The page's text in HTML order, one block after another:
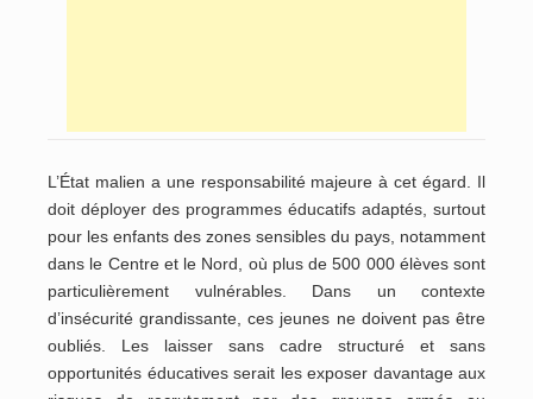
L’État malien a une responsabilité majeure à cet égard. Il
doit déployer des programmes éducatifs adaptés, surtout
pour les enfants des zones sensibles du pays, notamment
dans le Centre et le Nord, où plus de 500 000 élèves sont
particulièrement vulnérables. Dans un contexte
d’insécurité grandissante, ces jeunes ne doivent pas être
oubliés. Les laisser sans cadre structuré et sans
opportunités éducatives serait les exposer davantage aux